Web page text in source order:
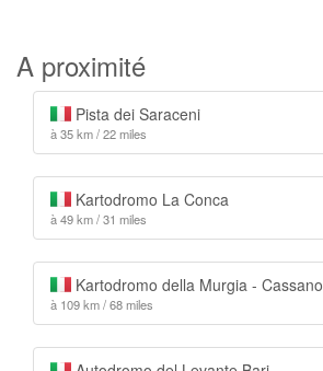
A proximité
Pista dei Saraceni
à 35 km / 22 miles
Kartodromo La Conca
à 49 km / 31 miles
Kartodromo della Murgia - Cassano
à 109 km / 68 miles